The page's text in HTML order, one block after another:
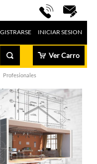
INICIAR SESION
Ver Carro
Profesionales